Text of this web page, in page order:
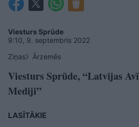
Viesturs Sprūde
9:10, 9. septembris 2022
Ziņas
Ārzemēs
Viesturs Sprūde, “Latvijas
Mediji”
LASĪTĀKIE